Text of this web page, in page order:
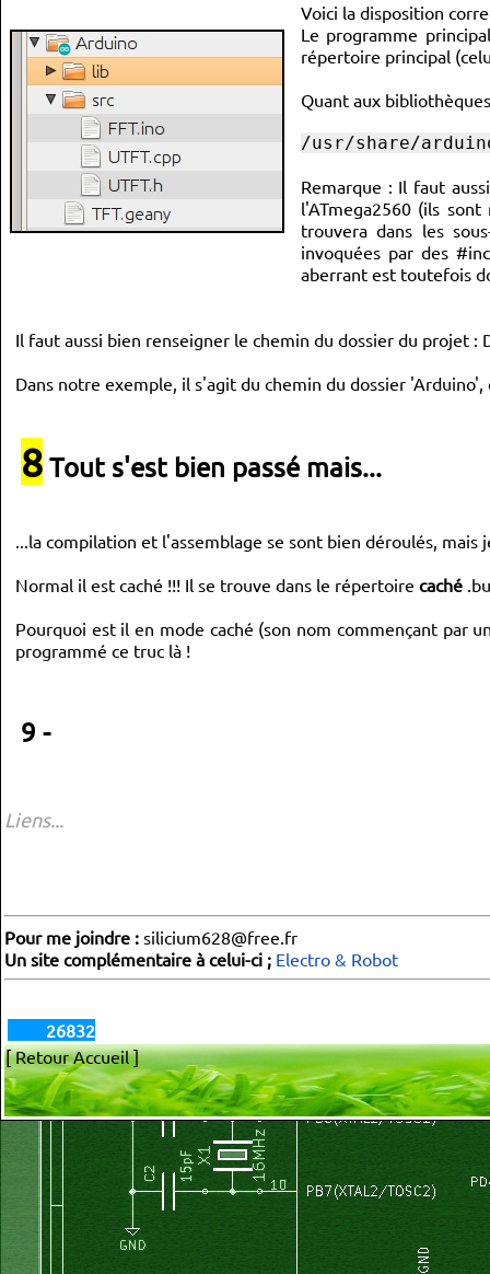
Voici la disposition
Le programme
répertoire principal
Quant aux
/usr/share/
Remarque : Il faut
l'ATmega2560 (ils
trouvera dans les
invoquées par des
aberrant est toutefois
Il faut aussi bien renseigner le chemin du dossier du projet
Dans notre exemple, il s'agit du chemin du dossier
8 Tout s'est bien passé mais...
...la compilation et l'assemblage se sont bien déroulés,
Normal il est caché !!! Il se trouve dans le répertoire caché
Pourquoi est il en mode caché (son nom commençant par
programmé ce truc là !
9 -
Liens...
Pour me joindre : silicium628@free.fr
Un site complémentaire à celui-ci ; Electro & Robot
26832
[ Retour Accueil ]